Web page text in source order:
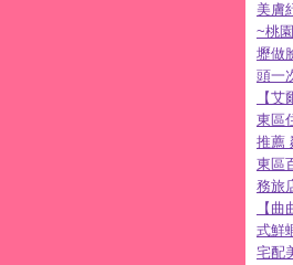
美膚
~桃
壢做
頭一
【
東區
推薦
東區
務旅
【
式鮮
宅配